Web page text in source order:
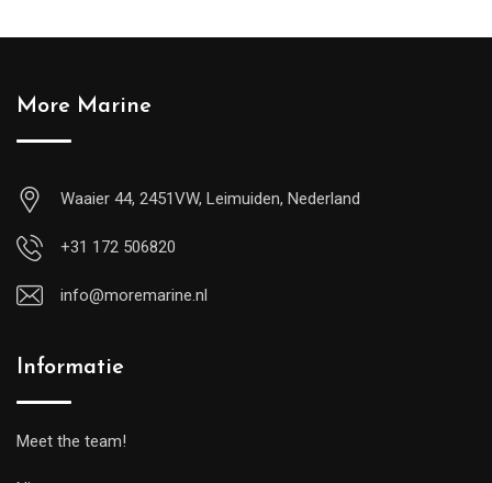
More Marine
Waaier 44, 2451VW, Leimuiden, Nederland
+31 172 506820
info@moremarine.nl
Informatie
Meet the team!